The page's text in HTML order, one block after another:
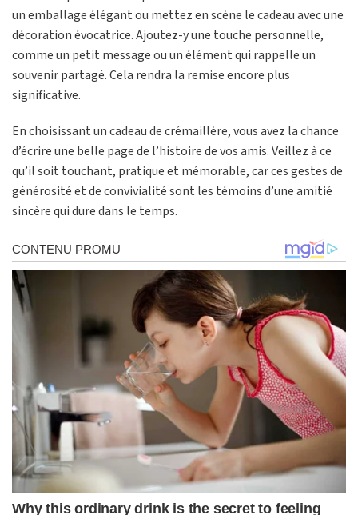
un emballage élégant ou mettez en scène le cadeau avec une
décoration évocatrice. Ajoutez-y une touche personnelle,
comme un petit message ou un élément qui rappelle un
souvenir partagé. Cela rendra la remise encore plus
significative.
En choisissant un cadeau de crémaillère, vous avez la chance
d’écrire une belle page de l’histoire de vos amis. Veillez à ce
qu’il soit touchant, pratique et mémorable, car ces gestes de
générosité et de convivialité sont les témoins d’une amitié
sincère qui dure dans le temps.